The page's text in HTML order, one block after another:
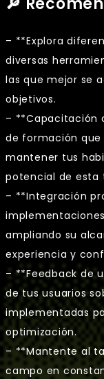
– **Explora
diversas
las que mejor se
objetivos.
– **Capacitación
de formación
mantener tus
potencial de esta
– **Integración
ampliando su
experiencia y
– **Feedback de
de tus usuarios
implementadas
optimización.
– **Mantente al
campo en